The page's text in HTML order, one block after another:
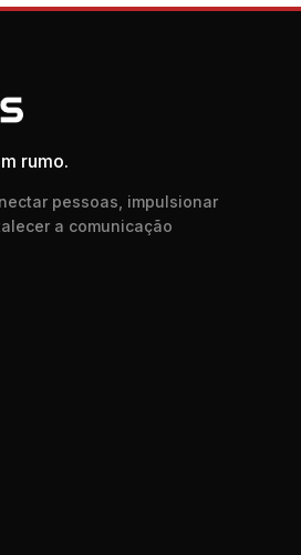
rumo.
pessoas, impulsionar
a comunicação